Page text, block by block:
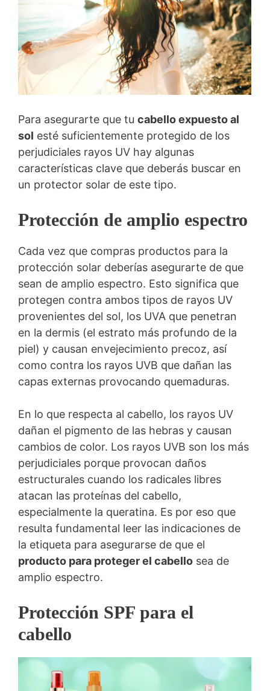
Para asegurarte que tu cabello expuesto al
sol esté suficientemente protegido de los
perjudiciales rayos UV hay algunas
características clave que deberás buscar en
un protector solar de este tipo.
Protección de amplio espectro
Cada vez que compras productos para la
protección solar deberías asegurarte de que
sean de amplio espectro. Esto significa que
protegen contra ambos tipos de rayos UV
provenientes del sol, los UVA que penetran
en la dermis (el estrato más profundo de la
piel) y causan envejecimiento precoz, así
como contra los rayos UVB que dañan las
capas externas provocando quemaduras.
En lo que respecta al cabello, los rayos UV
dañan el pigmento de las hebras y causan
cambios de color. Los rayos UVB son los más
perjudiciales porque provocan daños
estructurales cuando los radicales libres
atacan las proteínas del cabello,
especialmente la queratina. Es por eso que
resulta fundamental leer las indicaciones de
la etiqueta para asegurarse de que el
producto para proteger el cabello sea de
amplio espectro.
Protección SPF para el
cabello